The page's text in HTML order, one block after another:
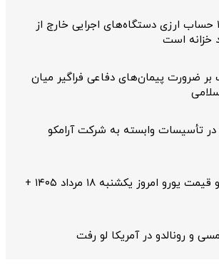
فعالیت ۱۲۴ حساب ارزی دستگاه‌های اجرایی خارج از
خزانه است
بر ضرورت پیمان‌های دفاعی فراگیر میان
تأسیسات وابسته به شرکت آرامکو
قیمت دلار و قیمت یورو امروز یکشنبه ۱۸ مرداد ۱۴۰۵ +
و رونالدو در آمریکا لو رفت